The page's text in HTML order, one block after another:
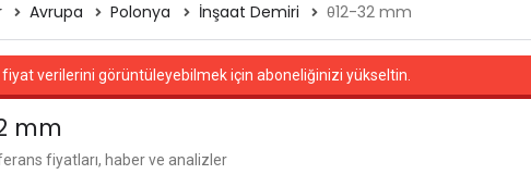
Avrupa Polonya İnşaat Demiri θ12-32 mm
fiyat verilerini görüntüleyebilmek için aboneliğinizi yükseltin.
mm
fiyatları, haber ve analizler